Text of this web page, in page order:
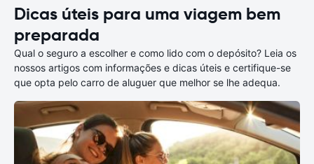
Dicas úteis para uma viagem bem
preparada
Qual o seguro a escolher e como lido com o depósito? Leia os
nossos artigos com informações e dicas úteis e certifique-se
que opta pelo carro de aluguer que melhor se lhe adequa.